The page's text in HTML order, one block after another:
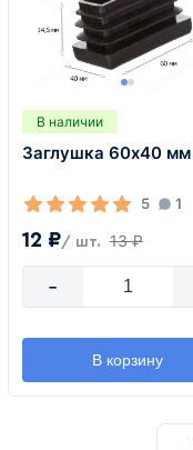
В наличии
Заглушка 60х40 мм
5 1
12 ₽/ шт. 13 ₽
-
В корзину